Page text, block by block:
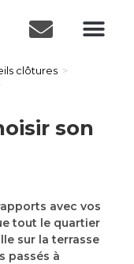
clôtures >
son
avec vos
tout le quartier
sur la terrasse
passés à